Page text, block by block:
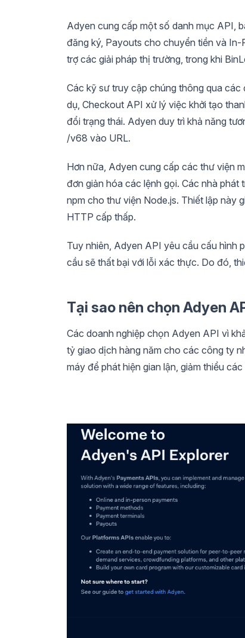
Adyen cung cấp một số danh mục API,
đăng ký, Payouts cho chuyển tiền và
trợ các giải pháp thị trường, trong khi
Các kỹ sư truy cập chúng thông qua
dụ, Checkout API xử lý việc khởi tạo
đổi trạng thái. Adyen duy trì khả năng
/v68 vào URL.
Hơn nữa, Adyen cung cấp các thư viện
đơn giản hóa các lệnh gọi. Các nhà phát
npm cho thư viện Node.js. Thiết lập này
HTTP cấp thấp.
Tuy nhiên, Adyen API yêu cầu cấu hình
cầu sẽ thất bại với lỗi xác thực. Do đó,
Tại sao nên chọn Adyen
Các doanh nghiệp chọn Adyen API vì
tỷ giao dịch hàng năm cho các công ty
máy để phát hiện gian lận, giảm thiểu